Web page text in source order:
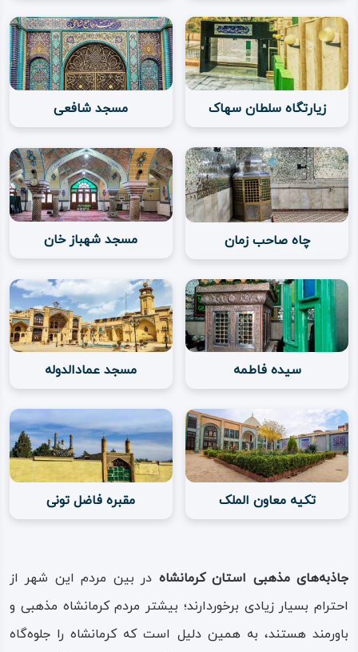
زیارتگاه سلطان سهاک مسجد شافعی
چاه صاحب زمان مسجد شهباز خان
سیده فاطمه مسجد عمادالدوله
تکیه معاون الملک مقبره فاضل تونی
جاذبه‌های مذهبی استان کرمانشاه در بین مردم این شهر از
احترام بسیار زیادی برخوردارند؛ بیشتر مردم کرمانشاه مذهبی و
باورمند هستند، به همین دلیل است که کرمانشاه را جلوه‌گاه